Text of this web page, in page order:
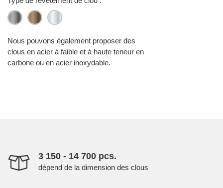
Nous pouvons également proposer des
clous en acier à faible et à haute teneur en
carbone ou en acier inoxydable.
3 150 - 14 700 pcs.
dépend de la dimension des clous